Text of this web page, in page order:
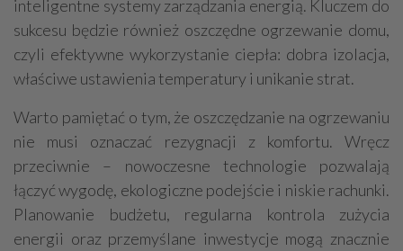
inteligentne systemy zarządzania energią. Kluczem do
sukcesu będzie również oszczędne ogrzewanie domu,
czyli efektywne wykorzystanie ciepła: dobra izolacja,
właściwe ustawienia temperatury i unikanie strat.
Warto pamiętać o tym, że oszczędzanie na ogrzewaniu
nie musi oznaczać rezygnacji z komfortu. Wręcz
przeciwnie – nowoczesne technologie pozwalają
łączyć wygodę, ekologiczne podejście i niskie rachunki.
Planowanie budżetu, regularna kontrola zużycia
energii oraz przemyślane inwestycje mogą znacznie